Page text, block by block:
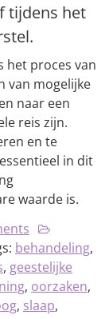
tijdens het
het proces van
van mogelijke
naar een
reis zijn.
en te
in dit
waarde is.
behandeling,
, geestelijke
, oorzaken,
, slaap,